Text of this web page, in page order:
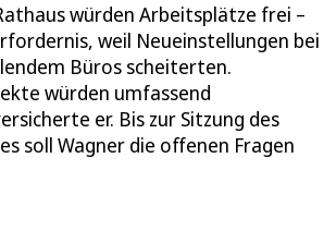
würden Arbeitsplätze frei –
weil Neueinstellungen bei
Büros scheiterten.
würden umfassend
er. Bis zur Sitzung des
soll Wagner die offenen Fragen